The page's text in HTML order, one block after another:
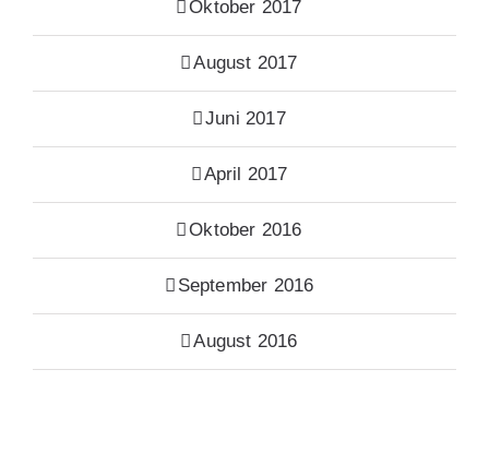
Oktober 2017
August 2017
Juni 2017
April 2017
Oktober 2016
September 2016
August 2016